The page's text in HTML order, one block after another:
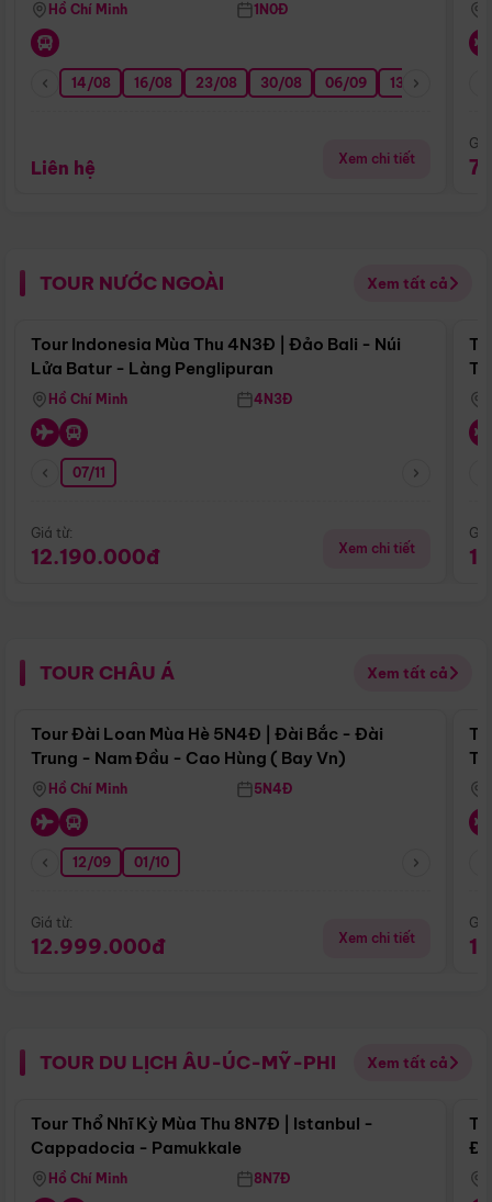
Hồ Chí Minh 1N0Đ
14/08 16/08 23/08 30/08 06/09 13/09
Liên hệ Xem chi tiết
TOUR NƯỚC NGOÀI Xem tất cả
Điểm nổi bật
Tour Indonesia Mùa Thu 4N3Đ | Đảo Bali - Núi
Lửa Batur - Làng Penglipuran
Hồ Chí Minh 4N3Đ
07/11
Giá từ:
12.190.000đ Xem chi tiết
TOUR CHÂU Á Xem tất cả
Điểm nổi bật
Tour Đài Loan Mùa Hè 5N4Đ | Đài Bắc - Đài
Trung - Nam Đầu - Cao Hùng ( Bay Vn)
Hồ Chí Minh 5N4Đ
12/09 01/10
Giá từ:
12.999.000đ Xem chi tiết
TOUR DU LỊCH ÂU-ÚC-MỸ-PHI Xem tất cả
Điểm nổi bật
Tour Thổ Nhĩ Kỳ Mùa Thu 8N7Đ | Istanbul -
Cappadocia - Pamukkale
Hồ Chí Minh 8N7Đ